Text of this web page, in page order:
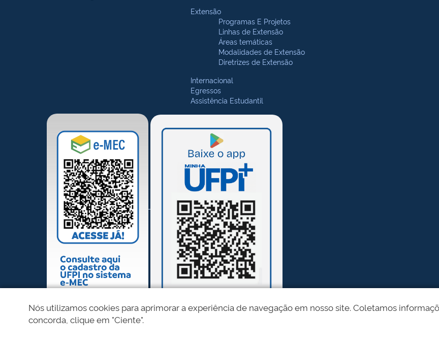
Extensão
Programas E Projetos
Linhas de Extensão
Áreas temáticas
Modalidades de Extensão
Diretrizes de Extensão
Internacional
Egressos
Assistência Estudantil
Nós utilizamos cookies para aprimorar a experiência de navegação em nosso site. Coletamos
concorda, clique em "Ciente".